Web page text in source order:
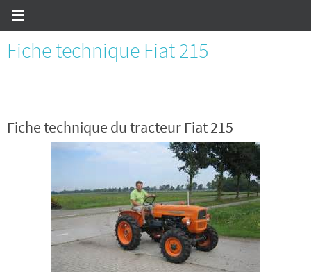
vers
Fiche technique Fiat 215
Fiche technique du tracteur Fiat 215